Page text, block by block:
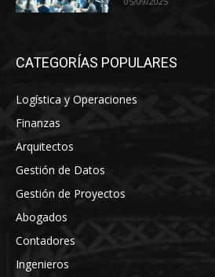
CATEGORÍAS POPULARES
Logística y Operaciones
Finanzas
Arquitectos
Gestión de Datos
Gestión de Proyectos
Abogados
Contadores
Ingenieros